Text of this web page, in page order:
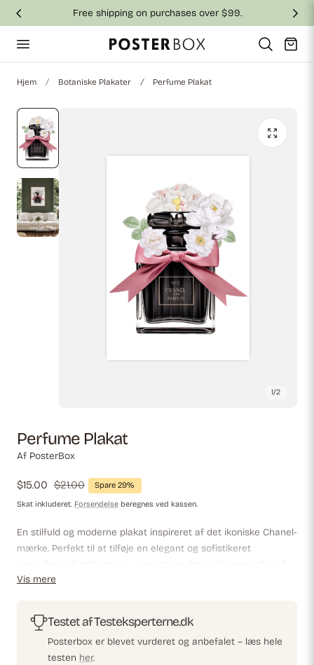
til indhold Free shipping on purchases over $99.
Vogn
Hjem Botaniske Plakater Perfume Plakat
1/2
Perfume Plakat
Af PosterBox
Udsalgspris
$15.00 Almindelig
pris
$21.00 Spare 29%
Skat inkluderet. Forsendelse beregnes ved kassen.
En stilfuld og moderne plakat inspireret af det ikoniske Chanel-
mærke. Perfekt til at tilføje en elegant og sofistikeret
kontoret.
Vis mere
Testet af Testeksperterne.dk
Posterbox er blevet vurderet og anbefalet – læs hele
testen her.